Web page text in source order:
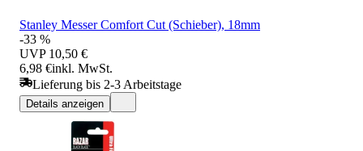
Stanley Messer Comfort Cut (Schieber), 18mm
-33 %
UVP 10,50 €
6,98 €inkl. MwSt.
Lieferung bis 2-3 Arbeitstage
Details anzeigen